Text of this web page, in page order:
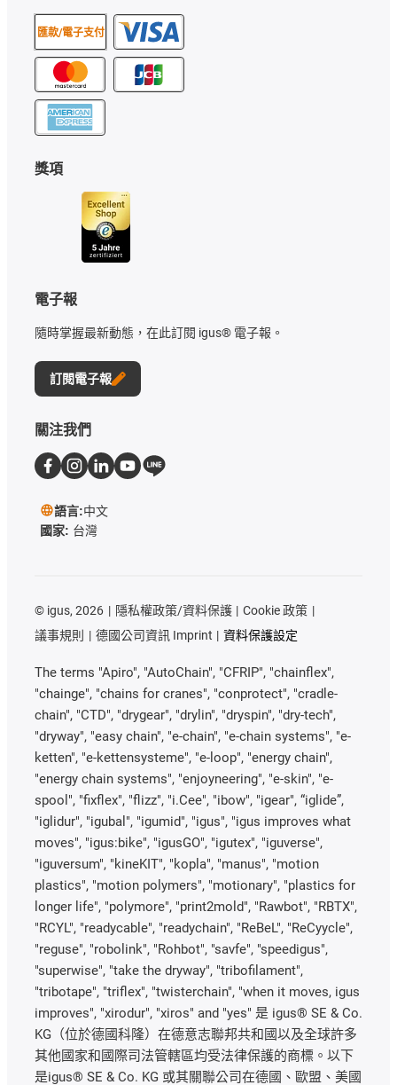
匯款/電子支付
獎項
電子報
隨時掌握最新動態，在此訂閱 igus® 電子報。
訂閱電子報
關注我們
語言:中文
國家: 台灣
© igus, 2026 隱私權政策/資料保護
Cookie 政策
議事規則
德國公司資訊 Imprint 資料保護設定
The terms "Apiro", "AutoChain", "CFRIP", "chainflex",
"chainge", "chains for cranes", "conprotect", "cradle-
chain", "CTD", "drygear", "drylin", "dryspin", "dry-tech",
"dryway", "easy chain", "e-chain", "e-chain systems", "e-
ketten", "e-kettensysteme", "e-loop", "energy chain",
"energy chain systems", "enjoyneering", "e-skin", "e-
spool", "fixflex", "flizz", "i.Cee", "ibow", "igear", “iglide”,
"iglidur", "igubal", "igumid", "igus", "igus improves what
moves", "igus:bike", "igusGO", "igutex", "iguverse",
"iguversum", "kineKIT", "kopla", "manus", "motion
plastics", "motion polymers", "motionary", "plastics for
longer life", "polymore", "print2mold", "Rawbot", "RBTX",
"RCYL", "readycable", "readychain", "ReBeL", "ReCyycle",
"reguse", "robolink", "Rohbot", "savfe", "speedigus",
"superwise", "take the dryway", "tribofilament",
"tribotape", "triflex", "twisterchain", "when it moves, igus
improves", "xirodur", "xiros" and "yes" 是 igus® SE & Co.
KG（位於德國科隆）在德意志聯邦共和國以及全球許多
其他國家和國際司法管轄區均受法律保護的商標。以下
是igus® SE & Co. KG 或其關聯公司在德國、歐盟、美國